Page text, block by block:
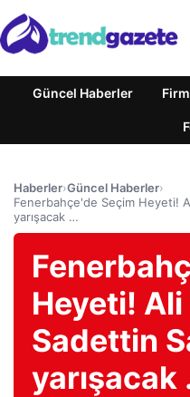
Güncel Haberler
Haberler›Güncel Haberler›
Fenerbahçe'de Seçim Heyeti!
yarışacak …
Heyeti! Ali
Sadettin
yarışacak